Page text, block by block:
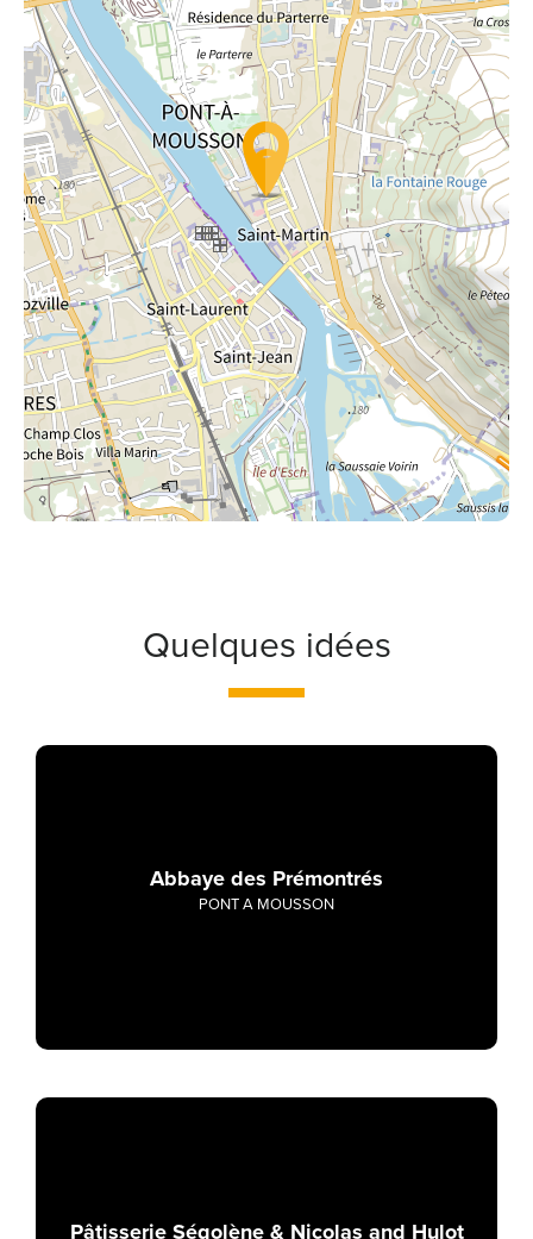
Quelques idées
Abbaye des Prémontrés
PONT A MOUSSON
Pâtisserie Ségolène & Nicolas and Hulot